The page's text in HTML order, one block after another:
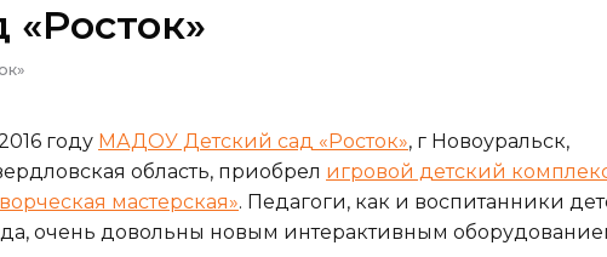
году МАДОУ Детский сад «Росток», г Новоуральск,
область, приобрел игровой детский
мастерская». Педагоги, как и воспитанники
очень довольны новым интерактивным